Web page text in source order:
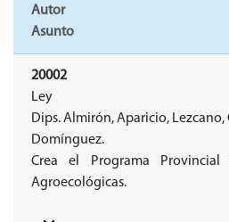
Autor
Asunto
20002
Ley
Dips. Almirón, Aparicio, Lezcano,
Domínguez.
Crea el Programa Provincial
Agroecológicas.